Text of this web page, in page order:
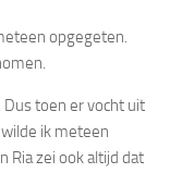
opgegeten.
Dus toen er vocht uit
ik meteen
Ria zei ook altijd dat